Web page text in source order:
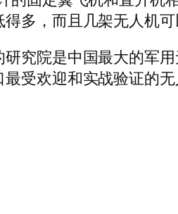
多，而且几架无人机
究院是中国最大的军
受欢迎和实战验证的